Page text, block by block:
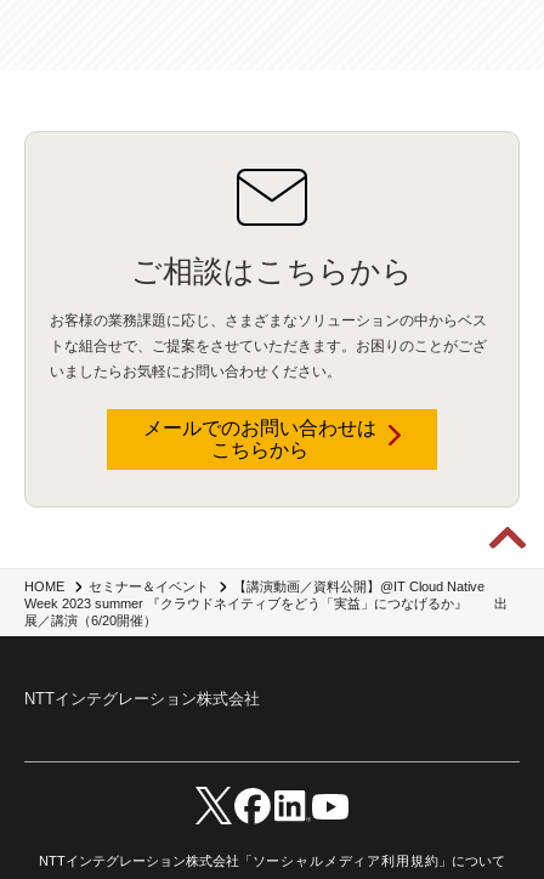
HOME セミナー＆イベント
【講演動画／資料公開】@IT Cloud Native
Week 2023 summer 『クラウドネイティブをどう「実益」につなげるか』 出
展／講演（6/20開催）
ご相談はこちらから
お客様の業務課題に応じ、さまざまなソリューションの中からベス
トな組合せで、 ご提案をさせていただきます。お困りのことがござ
いましたらお気軽にお問い合わせください。
メールでのお問い合わせは
こちらから
NTTインテグレーション株式会社
NTTインテグレーション株式会社「 ソーシャルメディア利用規約 」について